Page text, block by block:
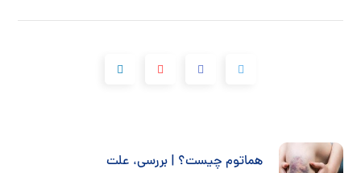
هماتوم چیست؟ | بررسی، علت